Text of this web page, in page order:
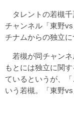
タレントの若槻千
チャンネル「東野
チナムからの独立に
若槻が同チャンネ
もとには独立に関
ているというが、
いう若槻。「東野